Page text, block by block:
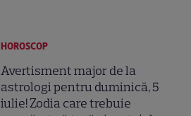
HOROSCOP
Avertisment major de la
astrologi pentru duminică, 5
iulie! Zodia care trebuie